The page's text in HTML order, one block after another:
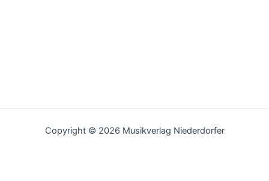
Copyright © 2026 Musikverlag Niederdorfer